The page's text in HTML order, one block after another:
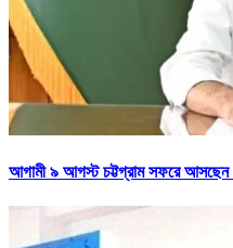
আগামী ৯ আগস্ট চট্টগ্রাম সফরে আসছেন